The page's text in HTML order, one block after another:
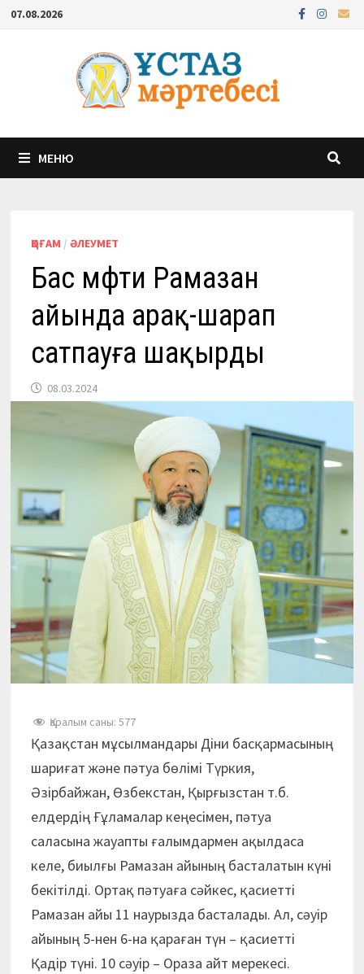
Перейти
содержимому
07.08.2026
МЕНЮ
ҚОҒАМ / ӘЛЕУМЕТ
Бас мүфти Рамазан
айында арақ-шарап
сатпауға шақырды
08.03.2024
Қаралым саны: 577
Қазақстан мұсылмандары Діни басқармасының
шариғат және пәтуа бөлімі Түркия,
Әзірбайжан, Өзбекстан, Қырғызстан т.б.
елдердің Ғұламалар кеңесімен, пәтуа
саласына жауапты ғалымдармен ақылдаса
келе, биылғы Рамазан айының басталатын күні
бекітілді. Ортақ пәтуаға сәйкес, қасиетті
Рамазан айы 11 наурызда басталады. Ал, сәуір
айының 5-нен 6-на қараған түн – қасиетті
Қадір түні. 10 сәуір – Ораза айт мерекесі.